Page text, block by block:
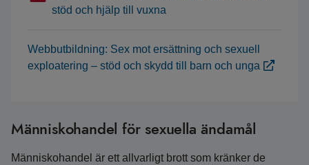
stöd och hjälp till vuxna
Webbutbildning: Sex mot ersättning och sexuell
exploatering – stöd och skydd till barn och unga
Människohandel för sexuella ändamål
Människohandel är ett allvarligt brott som kränker de